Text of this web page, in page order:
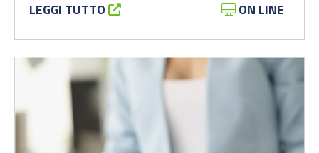
LEGGI TUTTO ON LINE